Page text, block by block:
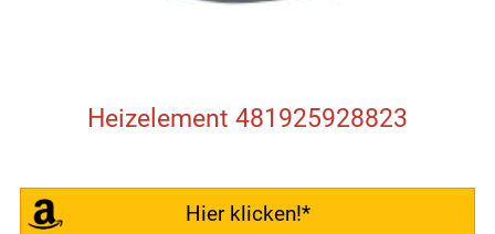
Heizelement 481925928823
Hier klicken!*